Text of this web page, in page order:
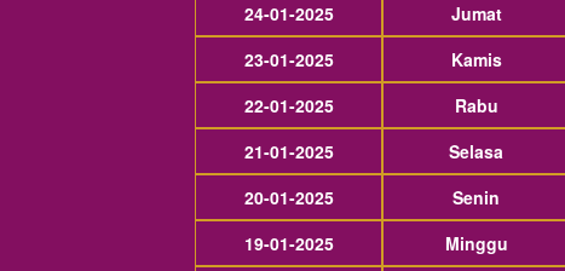
24-01-2025
Jumat
23-01-2025
Kamis
22-01-2025
Rabu
21-01-2025
Selasa
20-01-2025
Senin
19-01-2025
Minggu